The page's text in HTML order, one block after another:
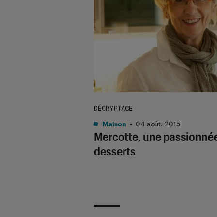
Mercotte, une
desserts
DÉCRYPTAGE
Maison • 04 août. 2015